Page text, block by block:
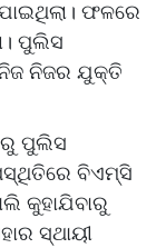
ଫଳରେ
ପୁଲିସ
ନିଜର ଯୁକ୍ତି
ପୁଲିସ
ବିଏମ୍‌‌ସି
କୁହାଯିବାରୁ
ସ୍ଥାୟୀ